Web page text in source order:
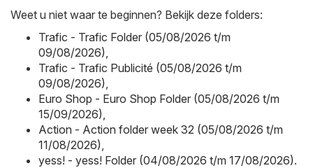
Weet u niet waar te beginnen? Bekijk deze folders:
Trafic - Trafic Folder (05/08/2026 t/m
09/08/2026)
Trafic - Trafic Publicité (05/08/2026 t/m
09/08/2026)
Euro Shop - Euro Shop Folder (05/08/2026 t/m
15/09/2026)
Action - Action folder week 32 (05/08/2026 t/m
11/08/2026)
yess! - yess! Folder (04/08/2026 t/m 17/08/2026).